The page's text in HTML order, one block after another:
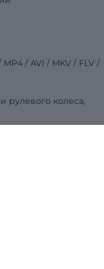
/ AVI / MKV / FLV /
рулевого колеса,
звук,
Всё это —
лучшей среди